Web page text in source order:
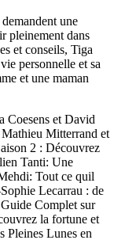
une
pleinement dans
et conseils, Tiga
personnelle et sa
et une maman
Coesens et David
Mathieu Mitterrand et
2 : Découvrez
Tanti: Une
Tout ce quil
Lecarrau : de
Complet sur
la fortune et
Pleines Lunes en